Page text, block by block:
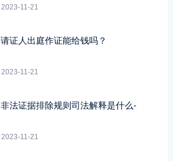
2023-11-21
请证人出庭作证能给钱吗？
2023-11-21
非法证据排除规则司法解释是什么-
2023-11-21